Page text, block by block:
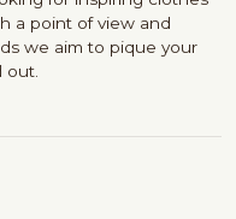
a point of view and
we aim to pique your
out.